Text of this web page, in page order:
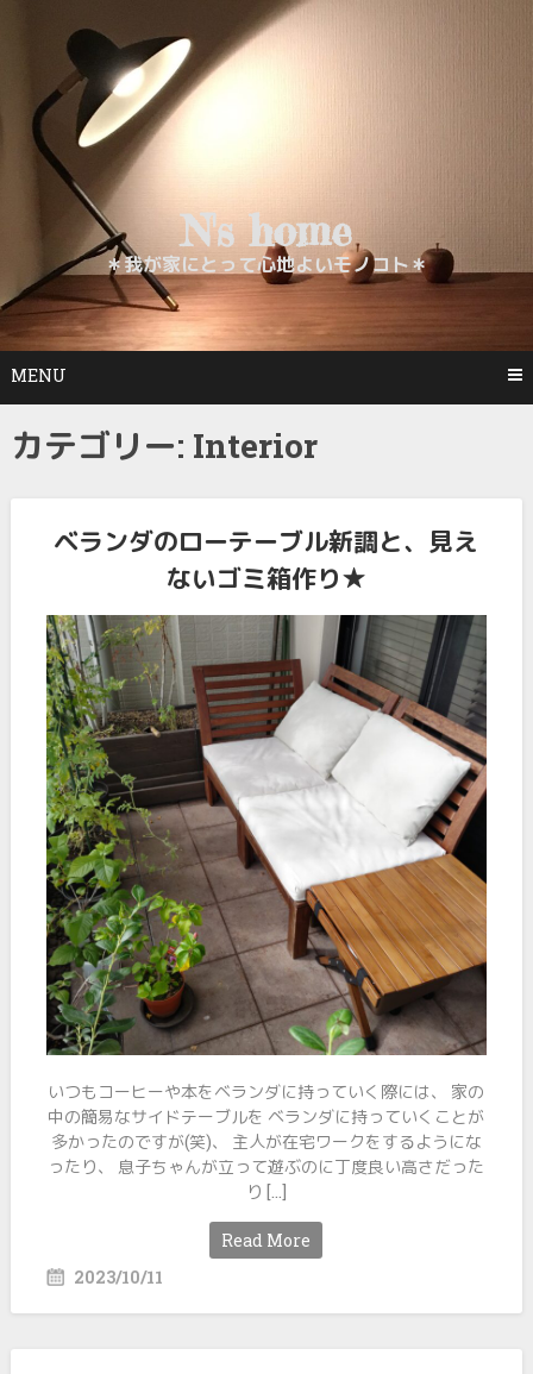
N's home
＊我が家にとって心地よいモノコト＊
MENU
カテゴリー: Interior
ベランダのローテーブル新調と、見え
ないゴミ箱作り★
いつもコーヒーや本をベランダに持っていく際には、 家の
中の簡易なサイドテーブルを ベランダに持っていくことが
多かったのですが(笑)、 主人が在宅ワークをするようにな
ったり、 息子ちゃんが立って遊ぶのに丁度良い高さだった
り […]
Read More
2023/10/11